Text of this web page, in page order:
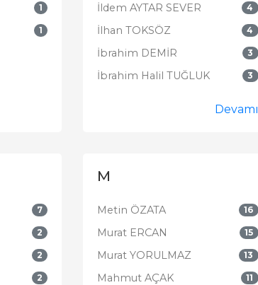
1
1
İldem AYTAR SEVER 4
İlhan TOKSÖZ 4
İbrahim DEMİR 3
İbrahim Halil TUĞLUK 3
Devamı
7
2
2
2
M
Metin ÖZATA 16
Murat ERCAN 15
Murat YORULMAZ 13
Mahmut AÇAK 11